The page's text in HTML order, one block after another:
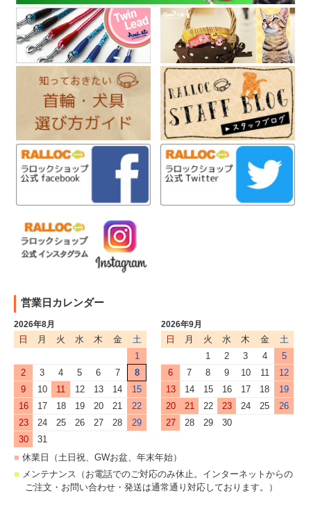
営業日カレンダー
2026年8月
日 月 火 水 木 金
土
1
2
3 4 5 6 7
8
9
10 11 12 13 14
15
16
17 18 19 20 21
22
23
24 25 26 27 28
29
30
31
2026年9月
日 月 火 水 木 金
土
1
2 3 4
5
6
7 8 9 10 11
12
13
14 15 16 17 18
19
20
21 22 23 24 25
26
27
28 29 30
■ 休業日（土日祝、GWお盆、年末年始）
■ メンテナンス（お電話でのご対応のみ休止。インターネットからの
ご注文・お問い合わせ・発送は通常通り対応しております。）